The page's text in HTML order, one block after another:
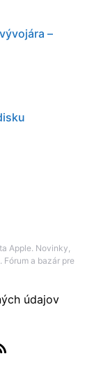
–
Apple. Novinky,
Fórum a bazár pre
údajov